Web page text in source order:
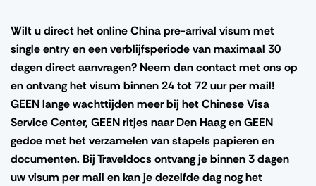
Wilt u direct het online China pre-arrival visum met
single entry en een verblijfsperiode van maximaal 30
dagen direct aanvragen? Neem dan contact met ons op
en ontvang het visum binnen 24 tot 72 uur per mail!
GEEN lange wachttijden meer bij het Chinese Visa
Service Center, GEEN ritjes naar Den Haag en GEEN
gedoe met het verzamelen van stapels papieren en
documenten. Bij Traveldocs ontvang je binnen 3 dagen
uw visum per mail en kan je dezelfde dag nog het